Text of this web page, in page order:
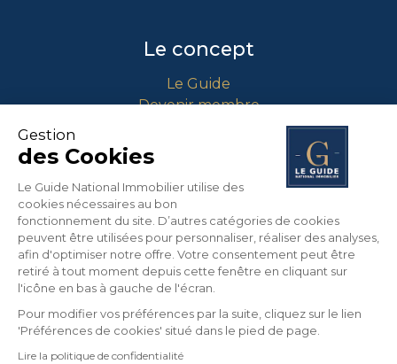
Le concept
Le Guide
Devenir membre
Comment intégrer le guide ?
Contact
info@guidenationalimmobilier.fr
04 90 01 71 64
453 Route Nationale 7
13670 VERQUIERES
France
©2026LE GUIDE NATIONAL IMMOBILIER. Tous
Gestion
des Cookies
Le Guide National Immobilier utilise des
cookies nécessaires au bon
fonctionnement du site. D’autres catégories de cookies
peuvent être utilisées pour personnaliser, réaliser des analyses,
afin d'optimiser notre offre. Votre consentement peut être
retiré à tout moment depuis cette fenêtre en cliquant sur
l'icône en bas à gauche de l'écran.
Pour modifier vos préférences par la suite, cliquez sur le lien
'Préférences de cookies' situé dans le pied de page.
Lire la politique de confidentialité